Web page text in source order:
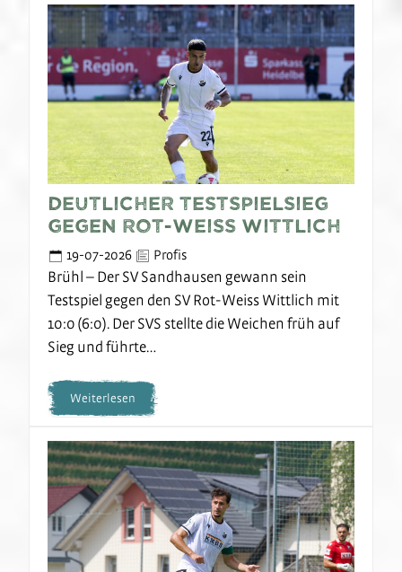
Deutlicher Testspielsieg
gegen Rot-Weiss Wittlich
19-07-2026 Profis
Brühl – Der SV Sandhausen gewann sein
Testspiel gegen den SV Rot-Weiss Wittlich mit
10:0 (6:0). Der SVS stellte die Weichen früh auf
Sieg und führte…
Weiterlesen